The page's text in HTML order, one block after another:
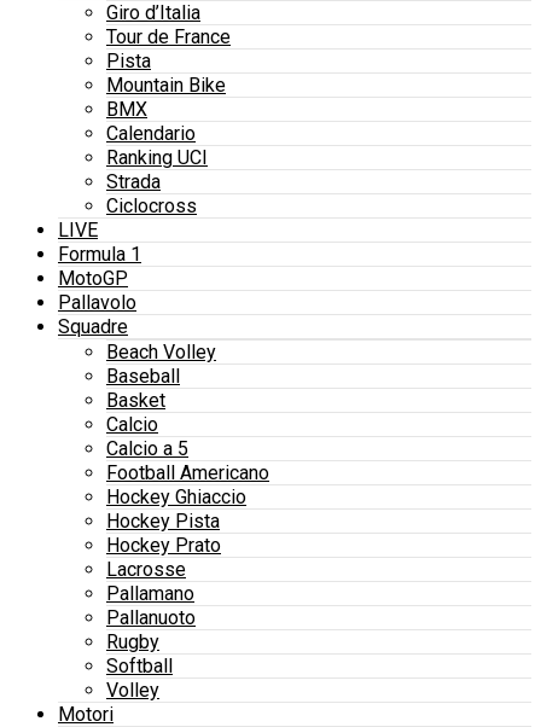
Giro d’Italia
Tour de France
Pista
Mountain Bike
BMX
Calendario
Ranking UCI
Strada
Ciclocross
LIVE
Formula 1
MotoGP
Pallavolo
Squadre
Beach Volley
Baseball
Basket
Calcio
Calcio a 5
Football Americano
Hockey Ghiaccio
Hockey Pista
Hockey Prato
Lacrosse
Pallamano
Pallanuoto
Rugby
Softball
Volley
Motori